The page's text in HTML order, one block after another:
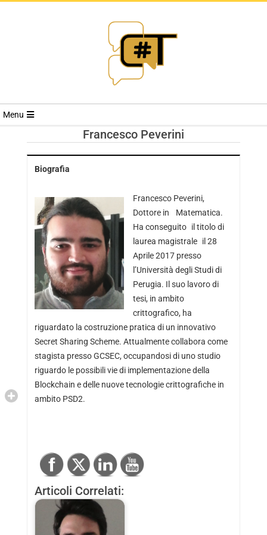
RIVISTA
Menu
Francesco Peverini
Biografia
Francesco Peverini,
Dottore in Matematica.
Ha conseguito il titolo di
laurea magistrale il 28
Aprile 2017 presso
l’Università degli Studi di
Perugia. Il suo lavoro di
tesi, in ambito
crittografico, ha
riguardato la costruzione pratica di un innovativo
Secret Sharing Scheme. Attualmente collabora come
stagista presso GCSEC, occupandosi di uno studio
riguardo le possibili vie di implementazione della
Blockchain e delle nuove tecnologie crittografiche in
ambito PSD2.
Articoli Correlati: